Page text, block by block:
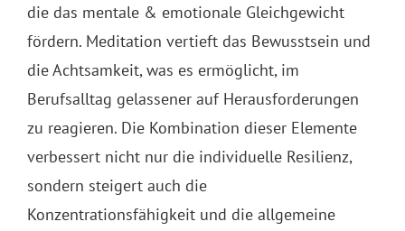
die das mentale & emotionale Gleichgewicht
fördern. Meditation vertieft das Bewusstsein und
die Achtsamkeit, was es ermöglicht, im
Berufsalltag gelassener auf Herausforderungen
zu reagieren. Die Kombination dieser Elemente
verbessert nicht nur die individuelle Resilienz,
sondern steigert auch die
Konzentrationsfähigkeit und die allgemeine